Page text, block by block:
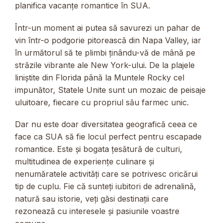
planifica vacanțe romantice în SUA.
Într-un moment ai putea să savurezi un pahar de
vin într-o podgorie pitorească din Napa Valley, iar
în următorul să te plimbi ținându-vă de mână pe
străzile vibrante ale New York-ului. De la plajele
liniștite din Florida până la Muntele Rocky cel
impunător, Statele Unite sunt un mozaic de peisaje
uluitoare, fiecare cu propriul său farmec unic.
Dar nu este doar diversitatea geografică ceea ce
face ca SUA să fie locul perfect pentru escapade
romantice. Este și bogata țesătură de culturi,
multitudinea de experiențe culinare și
nenumăratele activități care se potrivesc oricărui
tip de cuplu. Fie că sunteți iubitori de adrenalină,
natură sau istorie, veți găsi destinații care
rezonează cu interesele și pasiunile voastre